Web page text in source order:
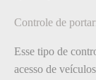
Controle de
Esse tipo de
acesso de